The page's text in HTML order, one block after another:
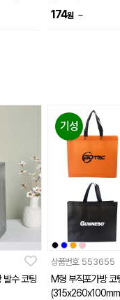
인쇄제작가능
174원 ~
발수 코팅
기성
상품번호 553655
M형 부직포가방 코